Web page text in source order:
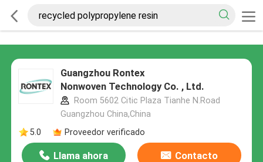
Guangzhou Rontex
Nonwoven Technology Co. , Ltd.
Room 5602 Citic Plaza Tianhe N.Road
Guangzhou China,China
5.0
Proveedor verificado
Llama ahora Contacto